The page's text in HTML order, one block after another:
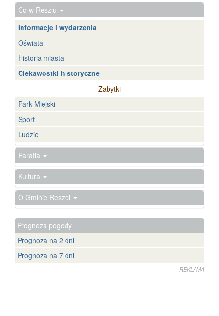
Co w Reszlu
Informacje i wydarzenia
Oświata
Historia miasta
Ciekawostki historyczne
Zabytki
Park Miejski
Sport
Ludzie
Parafia
Kultura
O Gminie Reszel
Prognoza pogody
Prognoza na 2 dni
Prognoza na 7 dni
REKLAMA